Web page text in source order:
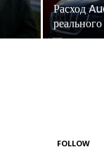
Расход
FOLLOW